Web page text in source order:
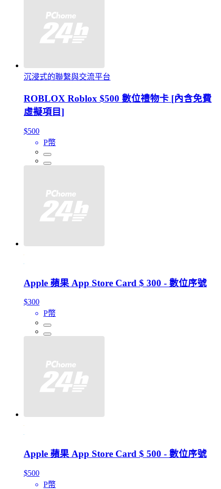
沉浸式的聯繫與交流平台
ROBLOX Roblox $500 數位禮物卡 [內含免費
虛擬項目]
$500
P幣
Apple 蘋果 App Store Card $ 300 - 數位序號
$300
P幣
Apple 蘋果 App Store Card $ 500 - 數位序號
$500
P幣